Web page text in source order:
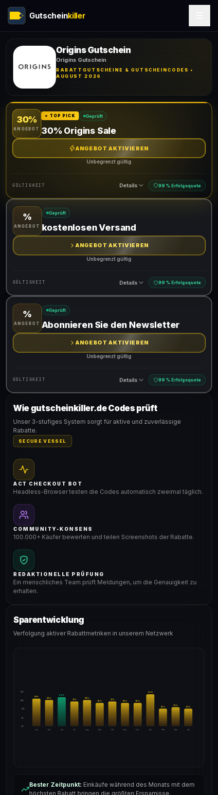
Gutscheinkiller
Origins Gutschein
Origins Gutschein
RABATTGUTSCHEINE & GUTSCHEINCODES •
AUGUST 2026
30%
ANGEBOT
⭐ TOP PICK Geprüft
30% Origins Sale
ANGEBOT AKTIVIEREN
Unbegrenzt gültig
GÜLTIGKEIT Details 99 % Erfolgsquote
Gültig für teilnehmende Produkte
%
ANGEBOT
Geprüft
kostenlosen Versand
ANGEBOT AKTIVIEREN
Unbegrenzt gültig
GÜLTIGKEIT Details 99 % Erfolgsquote
Gültig für teilnehmende Produkte
%
ANGEBOT
Geprüft
Abonnieren Sie den Newsletter
ANGEBOT AKTIVIEREN
Unbegrenzt gültig
GÜLTIGKEIT Details 99 % Erfolgsquote
Gültig für teilnehmende Produkte
Wie gutscheinkiller.de Codes prüft
Unser 3-stufiges System sorgt für aktive und zuverlässige
Rabatte.
SECURE VESSEL
ACT CHECKOUT BOT
Headless-Browser testen die Codes automatisch zweimal täglich.
COMMUNITY-KONSENS
100.000+ Käufer bewerten und teilen Screenshots der Rabatte.
REDAKTIONELLE PRÜFUNG
Ein menschliches Team prüft Meldungen, um die Genauigkeit zu
erhalten.
Sparentwicklung
Verfolgung aktiver Rabattmetriken in unserem Netzwerk
24%
18%
12%
6%
0%
Apr
19%
Mai
18%
Jun
20%
Jul
17%
Aug
18%
Sep
16%
Okt
17%
Nov
16%
Dez
16%
Jan
22%
Feb
12%
Mär
13%
Apr
12%
Bester Zeitpunkt: Einkäufe während des Monats mit dem
höchsten Rabatt bringen die größten Ersparnisse.